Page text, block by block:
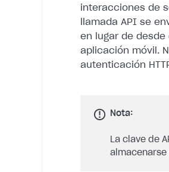
interacciones de
llamada API se
en lugar de desde
aplicación móvil.
autenticación
Nota:
La clave de
almacenarse